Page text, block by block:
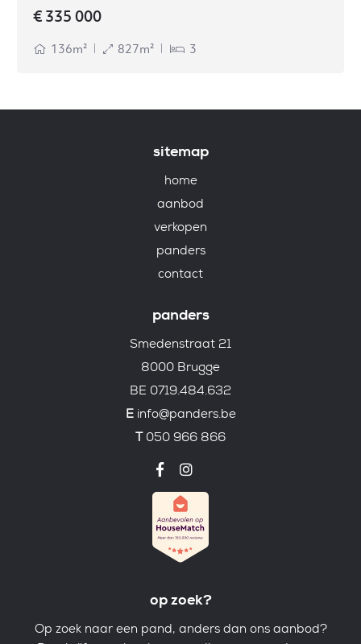
€ 335 000
136m² 827m² 3
sitemap
home
aanbod
verkopen
panders
contact
panders
Smedenstraat 21
8000 Brugge
BE 0719.484.632
E info@panders.be
T 050 966 866
op zoek?
Op zoek naar een pand, anders dan ons aanbod?